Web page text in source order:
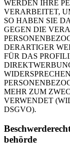
WERDEN IHRE
VERARBEITET,
SO HABEN SIE
GEGEN DIE
DERARTIGER
FÜR DAS
MEHR ZUM
VERWENDET
DSGVO).
behörde